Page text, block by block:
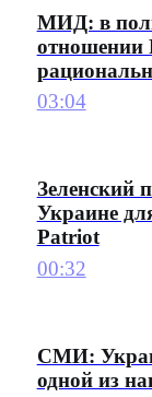
МИД: в
отношении
03:04
Зеленский
Украине
Patriot
00:32
СМИ:
одной из